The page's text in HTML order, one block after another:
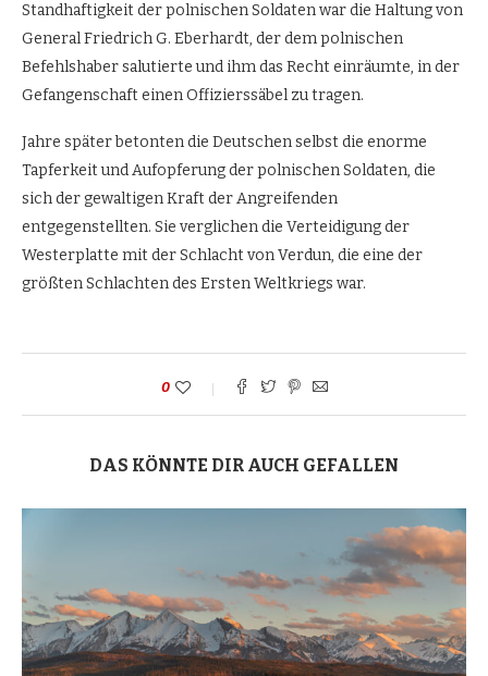
Standhaftigkeit der polnischen Soldaten war die Haltung von
General Friedrich G. Eberhardt, der dem polnischen
Befehlshaber salutierte und ihm das Recht einräumte, in der
Gefangenschaft einen Offizierssäbel zu tragen.
Jahre später betonten die Deutschen selbst die enorme
Tapferkeit und Aufopferung der polnischen Soldaten, die
sich der gewaltigen Kraft der Angreifenden
entgegenstellten. Sie verglichen die Verteidigung der
Westerplatte mit der Schlacht von Verdun, die eine der
größten Schlachten des Ersten Weltkriegs war.
0
DAS KÖNNTE DIR AUCH GEFALLEN